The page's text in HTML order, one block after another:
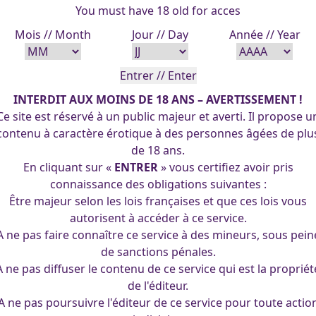
You must have 18 old for acces
Mois // Month
Jour // Day Année // Year
INTERDIT AUX MOINS DE 18 ANS – AVERTISSEMENT !
site est réservé à un public majeur et averti. Il propose
à caractère érotique à des personnes âgées de
de 18 ans.
En cliquant sur « ENTRER» vous certifiez avoir pris
connaissance des obligations suivantes :
Être majeur selon les lois françaises et que ces lois vous
autorisent à accéder à ce service.
ne pas faire connaître ce service à des mineurs, sous
de sanctions pénales.
ne pas diffuser le contenu de ce service qui est la
de l'éditeur.
ne pas poursuivre l'éditeur de ce service pour toute
sexy sous les traits d’une maitresse d’école
nommée Citudor-asso installée a Caen
au même titre que le …Mestryx
Scolax
(cc) 2025 Les Pin-Up's d'Arpa. Tous droits réservés.